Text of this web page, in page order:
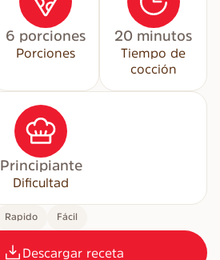
Porciones
6 porciones
Tiempo de
cocción
20 minutos
Dificultad
Principiante
Rapido Fácil
Descargar receta